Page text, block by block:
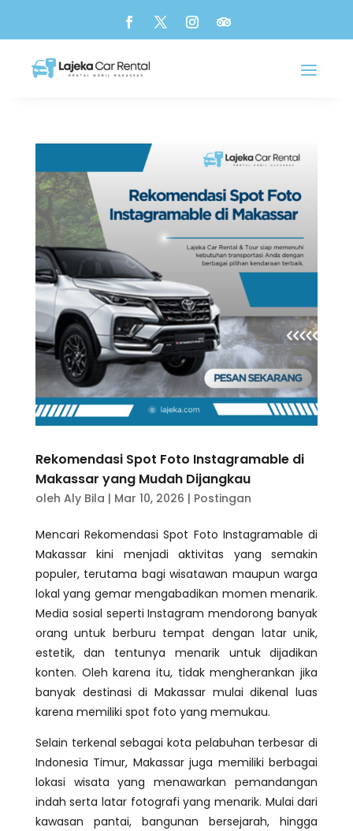
Rekomendasi Spot Foto Instagramable di
Makassar yang Mudah Dijangkau
oleh Aly Bila | Mar 10, 2026 | Postingan
Mencari Rekomendasi Spot Foto Instagramable di
Makassar kini menjadi aktivitas yang semakin
populer, terutama bagi wisatawan maupun warga
lokal yang gemar mengabadikan momen menarik.
Media sosial seperti Instagram mendorong banyak
orang untuk berburu tempat dengan latar unik,
estetik, dan tentunya menarik untuk dijadikan
konten. Oleh karena itu, tidak mengherankan jika
banyak destinasi di Makassar mulai dikenal luas
karena memiliki spot foto yang memukau.
Selain terkenal sebagai kota pelabuhan terbesar di
Indonesia Timur, Makassar juga memiliki berbagai
lokasi wisata yang menawarkan pemandangan
indah serta latar fotografi yang menarik. Mulai dari
kawasan pantai, bangunan bersejarah, hingga